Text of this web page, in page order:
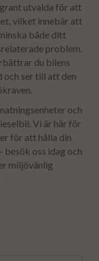
utvalda för att
vilket innebär att
både ditt
problem.
du bilens
ser till att den
och
Vi är här för
för att hålla din
oss idag och
miljövänlig